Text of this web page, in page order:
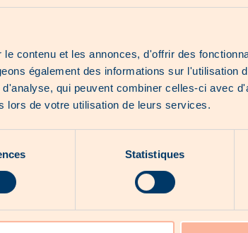
contenu et les annonces, d'offrir des
également des informations sur l'utilisation
qui peuvent combiner celles-ci avec
lors de votre utilisation de leurs services.
Statistiques
Produkte Über uns
für den Moment...